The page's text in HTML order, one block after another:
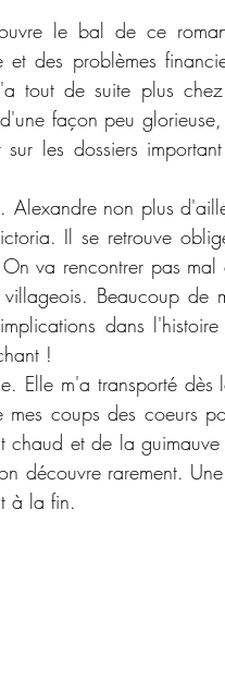
le bal de ce
des problèmes
tout de suite plus
façon peu
les dossiers
Alexandre non plus
Il se retrouve
va rencontrer pas
Beaucoup de
dans
!
Elle m'a transporté dès
coups des coeurs
et de la guimauve
découvre rarement.
à la fin.